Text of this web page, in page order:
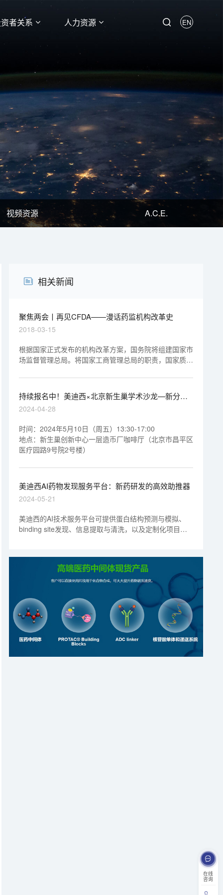
者关系 人力资源 EN
在线
咨询
视频资源 A.C.E.
相关新闻
聚焦两会丨再见CFDA——漫话药监机构改革史
2018-03-15
根据国家正式发布的机构改革方案，国务院将组建国家市
场监督管理总局。将国家工商管理总局的职责，国家质量
职责......等职责整合，组建国家市场监督管理总局，作为
国务院直属机构。
持续报名中！美迪西×北京新生巢学术沙龙—新分子
药物研发趋势与科研转化之路
2024-04-28
时间：2024年5月10日（周五）13:30-17:00
地点：新生巢创新中心一层造币厂咖啡厅（北京市昌平区
医疗园路9号院2号楼）
美迪西AI药物发现服务平台：新药研发的高效助推器
2024-05-21
美迪西的AI技术服务平台可提供蛋白结构预测与模拟、
binding site发现、信息提取与清洗，以及定制化项目数
速药物研发管线进程。